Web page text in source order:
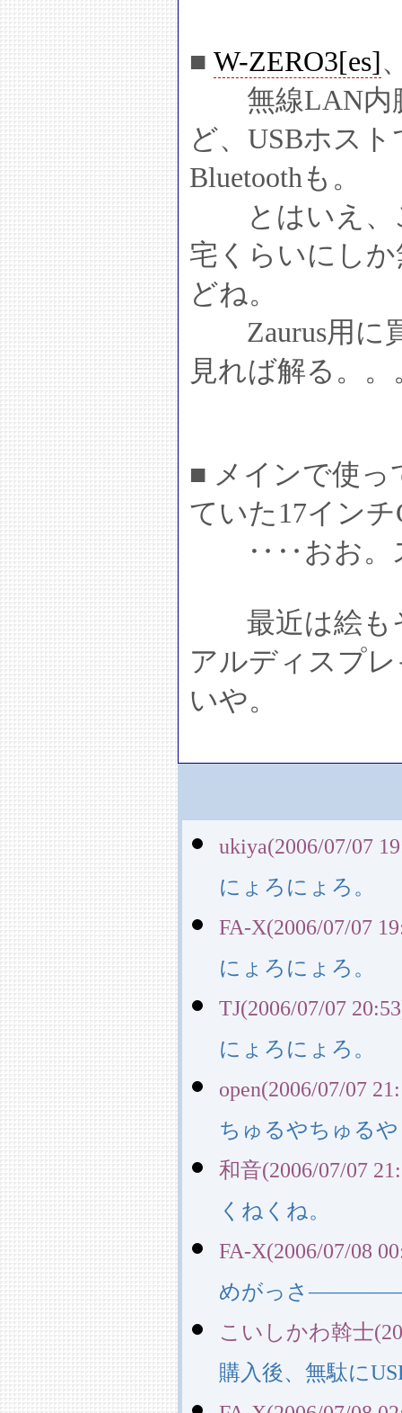
■W-ZERO3[es]
無線LAN内
ど、USBホス
Bluetoothも。
とはいえ、
宅くらいにし
どね。
Zaurus用に
見れば解る。。
■ メインで使っ
ていた17イン
‥‥おお。ス
最近は絵も
アルディスプ
いや。
ukiya(2006/07/07
にょろにょろ。
FA-X(2006/07/07
にょろにょろ。
TJ(2006/07/07
にょろにょろ。
open(2006/07/07
ちゅるやちゅるや
和音(2006/07/07
くねくね。
FA-X(2006/07/08
めがっさ
こいしかわ斡士
購入後、無駄に